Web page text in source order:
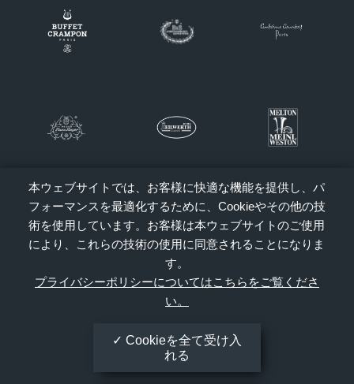
本ウェブサイトでは、お客様に快適な機能を提供し、パ
フォーマンスを最適化するために、Cookieやその他の技
術を使用しています。お客様は本ウェブサイトのご使用
により、これらの技術の使用に同意されることになりま
す。
プライバシーポリシーについてはこちらをご覧くださ
い。
Cookieを全て受け入
れる